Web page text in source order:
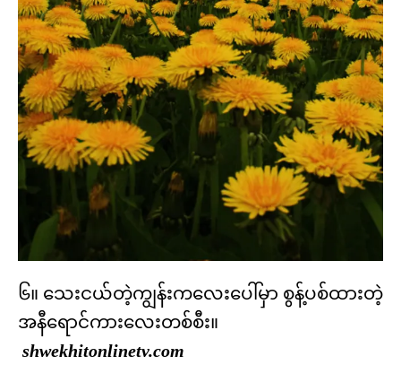
၆။ သေးငယ်တဲ့ကျွန်းကလေးပေါ်မှာ စွန့်ပစ်ထားတဲ့
အနီရောင်ကားလေးတစ်စီး။
shwekhitonlinetv.com